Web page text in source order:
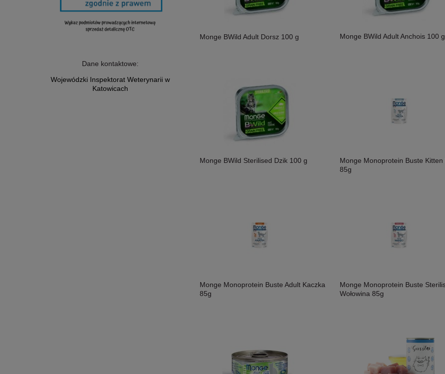
Dane kontaktowe:
Wojewódzki Inspektorat Weterynarii w
Katowicach
Monge BWild Adult Dorsz 100 g Monge BWild Adult Anchois 100 g
Monge BWild Sterilised Dzik 100 g
Monge Monoprotein Buste Kitten
85g
Monge Monoprotein Buste Adult Kaczka
85g
Monge Monoprotein Buste
Wołowina 85g